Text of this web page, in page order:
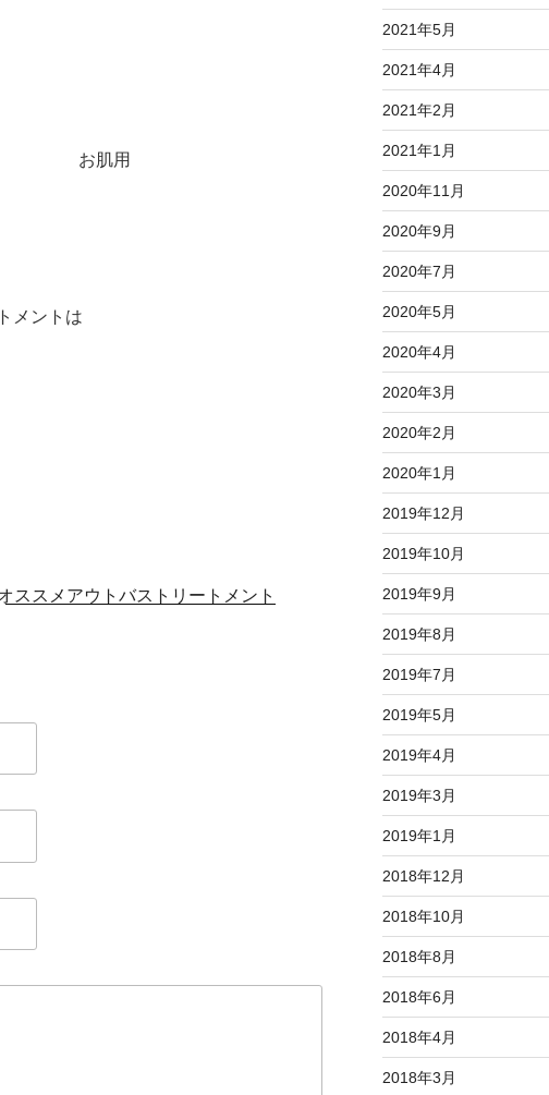
お肌用
メントは
ススメアウトバストリートメント
2021年5月
2021年4月
2021年2月
2021年1月
2020年11月
2020年9月
2020年7月
2020年5月
2020年4月
2020年3月
2020年2月
2020年1月
2019年12月
2019年10月
2019年9月
2019年8月
2019年7月
2019年5月
2019年4月
2019年3月
2019年1月
2018年12月
2018年10月
2018年8月
2018年6月
2018年4月
2018年3月